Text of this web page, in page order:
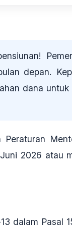
depan.
dana
2026 atau
dalam Pasal